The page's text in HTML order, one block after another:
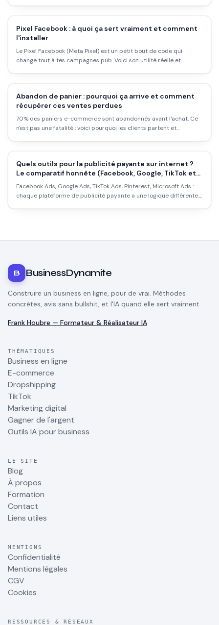
Pixel Facebook : à quoi ça sert vraiment et comment
l'installer
Le Pixel Facebook (Meta Pixel) est un petit bout de code qui
change tout à tes campagnes pub. Voici son utilité réelle et
Abandon de panier : pourquoi ça arrive et comment
récupérer ces ventes perdues
70% des paniers e-commerce sont abandonnés avant l'achat. Ce
n'est pas une fatalité : voici pourquoi les clients partent et
Quels outils pour la publicité payante sur internet ?
Le comparatif honnête (Facebook, Google, TikTok et
les autres)
Facebook Ads, Google Ads, TikTok Ads, Pinterest, Microsoft Ads :
chaque plateforme de publicité payante a une logique différente.
B BusinessDynamite
Construire un business en ligne, pour de vrai. Méthodes
concrètes, avis sans bullshit, et l'IA quand elle sert vraiment.
Frank Houbre — Formateur & Réalisateur IA
THÉMATIQUES
Business en ligne
E-commerce
Dropshipping
TikTok
Marketing digital
Gagner de l'argent
Outils IA pour business
LE SITE
Blog
À propos
Formation
Contact
Liens utiles
MENTIONS
Confidentialité
Mentions légales
CGV
Cookies
RESSOURCES & RÉSEAUX